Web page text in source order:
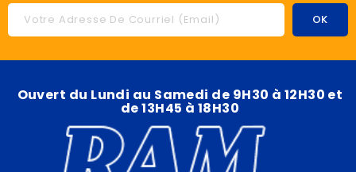
Ouvert du Lundi au Samedi de 9H30 à 12H30 et
de 13H45 à 18H30